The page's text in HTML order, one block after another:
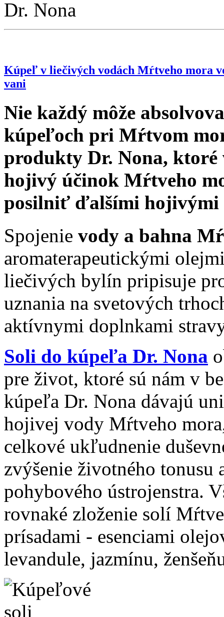
Kúpeľ v liečivých vodách Mŕtveho mora
vani
Nie každý môže
kúpeľoch pri Mŕtvom
produkty Dr. Nona,
hojivý účinok Mŕtveho
posilniť ďalšími
Spojenie vody a bahna
aromaterapeutickými
liečivých bylín pripisuje
uznania na svetových
aktívnymi doplnkami
Soli do kúpeľa Dr. Nona
pre život, ktoré sú nám v
kúpeľa Dr. Nona dávajú
hojivej vody Mŕtveho
celkové ukľudnenie
zvýšenie životného tonusu
pohybového ústrojenstra.
rovnaké zloženie solí
prísadami - esenciami
levandule, jazmínu,